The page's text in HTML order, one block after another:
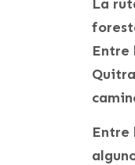
La
Entre
Entre